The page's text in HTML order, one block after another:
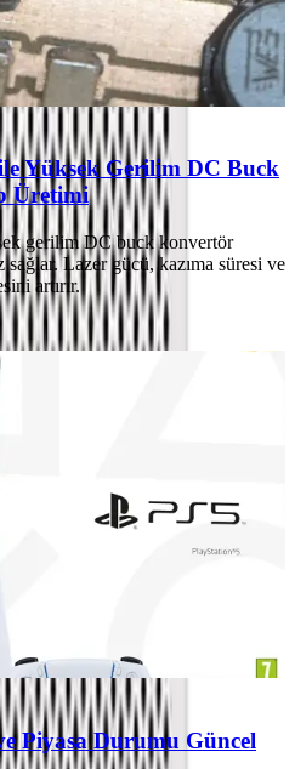
Yüksek Gerilim DC Buck
Üretimi
gerilim DC buck konvertör
Lazer gücü, kazıma süresi ve
artırır.
Piyasa Durumu Güncel